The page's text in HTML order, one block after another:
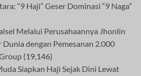
“9 Haji” Geser Dominasi “9 Naga”
Melalui Perusahaannya Jhonlin
dengan Pemesanan 2.000
(19,146)
Siapkan Haji Sejak Dini Lewat